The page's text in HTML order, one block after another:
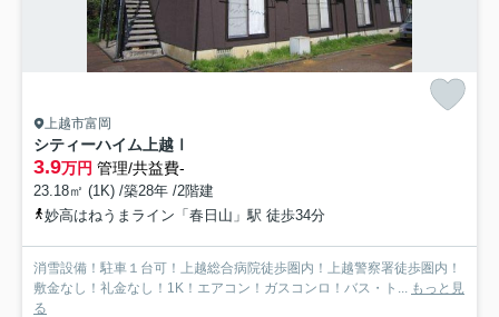
上越市富岡
シティーハイム上越Ⅰ
3.9万円 管理/共益費-
23.18㎡ (1K) /築28年 /2階建
妙高はねうまライン「春日山」駅 徒歩34分
消雪設備！駐車１台可！上越総合病院徒歩圏内！上越警察署徒歩圏内！
敷金なし！礼金なし！1K！エアコン！ガスコンロ！バス・ト...
もっと見
る